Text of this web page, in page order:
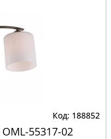
188852
55317-02